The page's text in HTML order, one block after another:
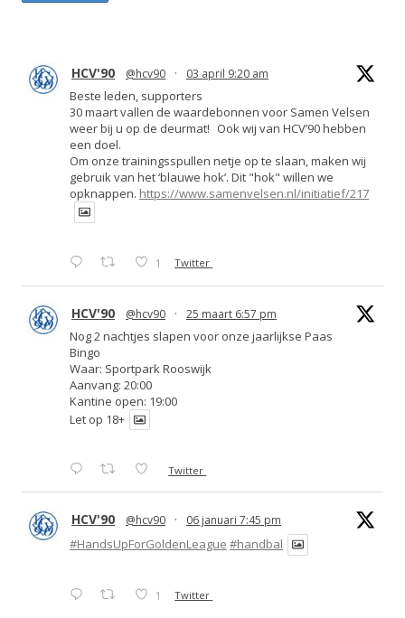
HCV'90 @hcv90 · 03 april 9:20 am
Beste leden, supporters
30 maart vallen de waardebonnen voor Samen Velsen
weer bij u op de deurmat! Ook wij van HCV’90 hebben
een doel.
Om onze trainingsspullen netje op te slaan, maken wij
gebruik van het ‘blauwe hok’. Dit "hok" willen we
opknappen. https://www.samenvelsen.nl/initiatief/217
1 Twitter
HCV'90 @hcv90 · 25 maart 6:57 pm
Nog 2 nachtjes slapen voor onze jaarlijkse Paas
Bingo
Waar: Sportpark Rooswijk
Aanvang: 20:00
Kantine open: 19:00
Let op 18+
Twitter
HCV'90 @hcv90 · 06 januari 7:45 pm
#HandsUpForGoldenLeague #handbal
1 Twitter